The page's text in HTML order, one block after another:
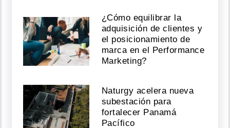
como
presidente
Agosto
07,
Bruce
¿Cómo equilibrar la
adquisición de clientes y
el posicionamiento de
marca en el Performance
Marketing?
Naturgy acelera nueva
subestación para
fortalecer Panamá
Pacífico